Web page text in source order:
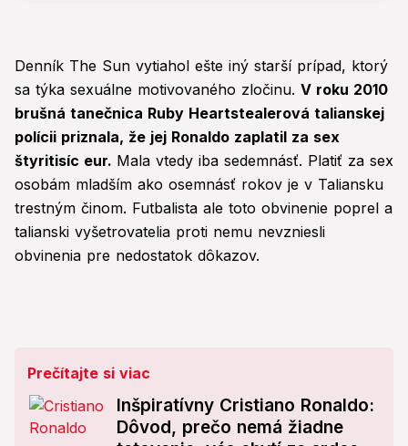
Denník The Sun vytiahol ešte iný starší prípad, ktorý
sa týka sexuálne motivovaného zločinu. V roku 2010
brušná tanečnica Ruby Heartstealerová talianskej
polícii priznala, že jej Ronaldo zaplatil za sex
štyritisíc eur. Mala vtedy iba sedemnásť. Platiť za sex
osobám mladším ako osemnásť rokov je v Taliansku
trestným činom. Futbalista ale toto obvinenie poprel a
talianski vyšetrovatelia proti nemu nevzniesli
obvinenia pre nedostatok dôkazov.
Prečítajte si viac
Inšpiratívny Cristiano Ronaldo:
Dôvod, prečo nemá žiadne